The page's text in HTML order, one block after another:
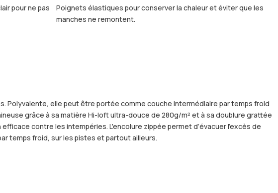
pour ne pas
Poignets élastiques pour conserver la chaleur et éviter que les
manches ne remontent.
Polyvalente, elle peut être portée comme couche intermédiaire par temps froid
grâce à sa matière Hi-loft ultra-douce de 280g/m² et à sa doublure grattée
contre les intempéries. L'encolure zippée permet d’évacuer l’excès de
temps froid, sur les pistes et partout ailleurs.